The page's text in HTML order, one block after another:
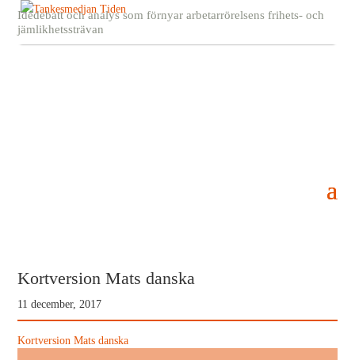
Idédebatt och analys som förnyar arbetarrörelsens frihets- och
jämlikhetssträvan
Kortversion Mats danska
11 december, 2017
Kortversion Mats danska